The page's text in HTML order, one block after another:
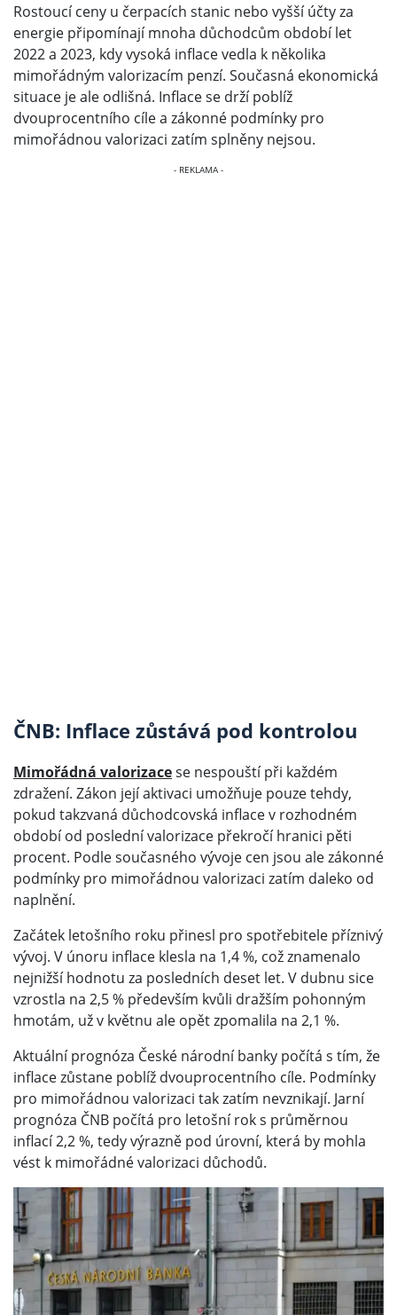
Rostoucí ceny u čerpacích stanic nebo vyšší účty za
energie připomínají mnoha důchodcům období let
2022 a 2023, kdy vysoká inflace vedla k několika
mimořádným valorizacím penzí. Současná ekonomická
situace je ale odlišná. Inflace se drží poblíž
dvouprocentního cíle a zákonné podmínky pro
mimořádnou valorizaci zatím splněny nejsou.
ČNB: Inflace zůstává pod kontrolou
Mimořádná valorizacese nespouští při každém
zdražení. Zákon její aktivaci umožňuje pouze tehdy,
pokud takzvaná důchodcovská inflace v rozhodném
období od poslední valorizace překročí hranici pěti
procent. Podle současného vývoje cen jsou ale zákonné
podmínky pro mimořádnou valorizaci zatím daleko od
naplnění.
Začátek letošního roku přinesl pro spotřebitele příznivý
vývoj. V únoru inflace klesla na 1,4 %, což znamenalo
nejnižší hodnotu za posledních deset let. V dubnu sice
vzrostla na 2,5 % především kvůli dražším pohonným
hmotám, už v květnu ale opět zpomalila na 2,1 %.
Aktuální prognóza České národní banky počítá s tím, že
inflace zůstane poblíž dvouprocentního cíle. Podmínky
pro mimořádnou valorizaci tak zatím nevznikají. Jarní
prognóza ČNB počítá pro letošní rok s průměrnou
inflací 2,2 %, tedy výrazně pod úrovní, která by mohla
vést k mimořádné valorizaci důchodů.